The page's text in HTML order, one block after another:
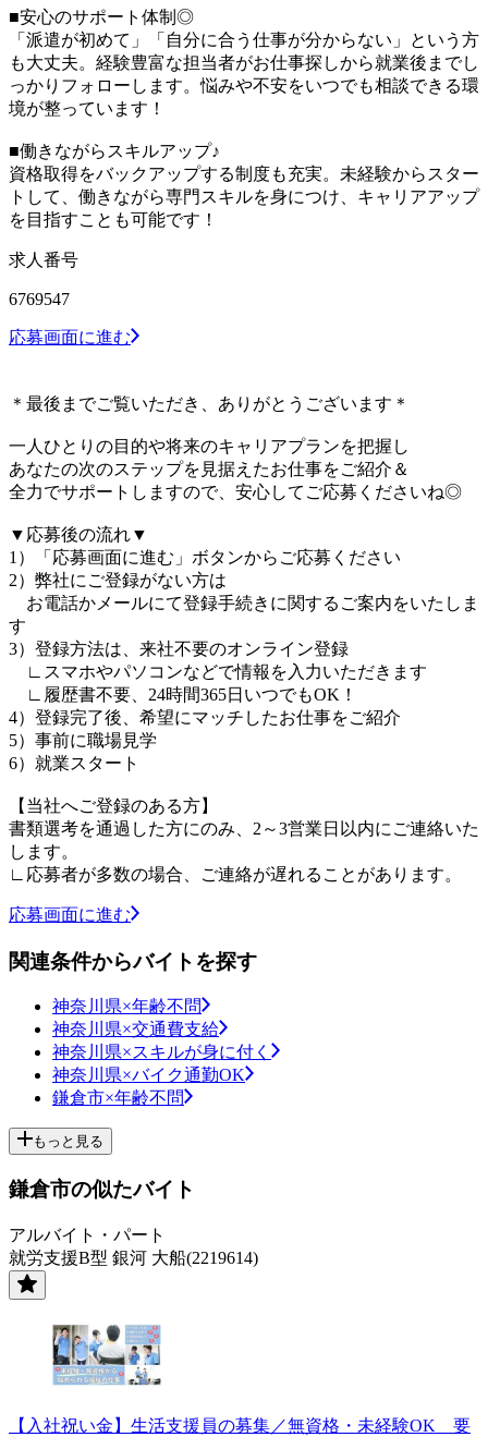
■安心のサポート体制◎
「派遣が初めて」「自分に合う仕事が分からない」という方
も大丈夫。経験豊富な担当者がお仕事探しから就業後までし
っかりフォローします。悩みや不安をいつでも相談できる環
境が整っています！
■働きながらスキルアップ♪
資格取得をバックアップする制度も充実。未経験からスター
トして、働きながら専門スキルを身につけ、キャリアアップ
を目指すことも可能です！
求人番号
6769547
応募画面に進む
＊最後までご覧いただき、ありがとうございます＊
一人ひとりの目的や将来のキャリアプランを把握し
あなたの次のステップを見据えたお仕事をご紹介＆
全力でサポートしますので、安心してご応募くださいね◎
▼応募後の流れ▼
1）「応募画面に進む」ボタンからご応募ください
2）弊社にご登録がない方は
お電話かメールにて登録手続きに関するご案内をいたしま
す
3）登録方法は、来社不要のオンライン登録
∟スマホやパソコンなどで情報を入力いただきます
∟履歴書不要、24時間365日いつでもOK！
4）登録完了後、希望にマッチしたお仕事をご紹介
5）事前に職場見学
6）就業スタート
【当社へご登録のある方】
書類選考を通過した方にのみ、2～3営業日以内にご連絡いた
します。
∟応募者が多数の場合、ご連絡が遅れることがあります。
応募画面に進む
関連条件からバイトを探す
神奈川県×年齢不問
神奈川県×交通費支給
神奈川県×スキルが身に付く
神奈川県×バイク通勤OK
鎌倉市×年齢不問
もっと見る
鎌倉市の似たバイト
アルバイト・パート
就労支援B型 銀河 大船(2219614)
【入社祝い金】生活支援員の募集／無資格・未経験OK 要